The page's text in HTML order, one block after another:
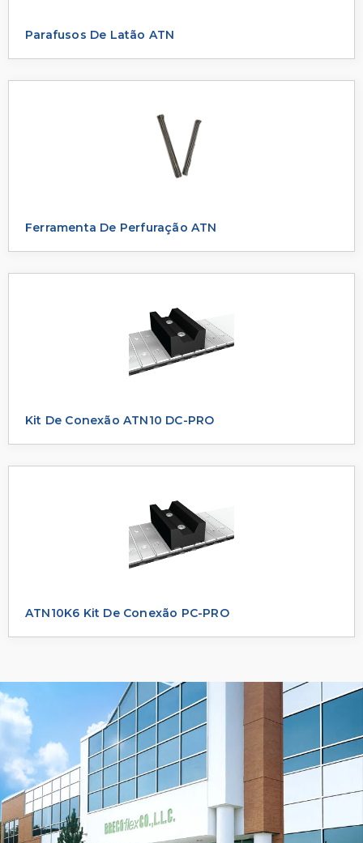
Parafusos De Latão ATN
Ferramenta De Perfuração ATN
Kit De Conexão ATN10 DC-PRO
ATN10K6 Kit De Conexão PC-PRO